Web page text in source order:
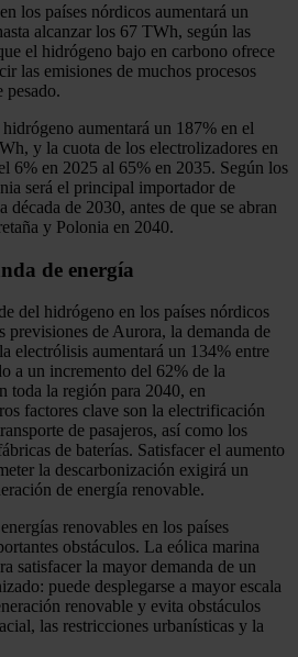
los países nórdicos aumentará un
alcanzar los 67 TWh, según las
el hidrógeno bajo en carbono ofrece
las emisiones de muchos procesos
pesado.
aumentará un 187% en el
y la cuota de los electrolizadores en
6% en 2025 al 65% en 2035. Según los
será el principal importador de
década de 2030, antes de que se abran
y Polonia en 2040.
de energía
del hidrógeno en los países nórdicos
previsiones de Aurora, la demanda de
electrólisis aumentará un 134% entre
a un incremento del 62% de la
toda la región para 2040, en
factores clave son la electrificación
de pasajeros, así como los
de baterías. Satisfacer el aumento
la descarbonización exigirá un
de energía renovable.
renovables en los países
obstáculos. La eólica marina
satisfacer la mayor demanda de un
puede desplegarse a mayor escala
renovable y evita obstáculos
las restricciones urbanísticas y la